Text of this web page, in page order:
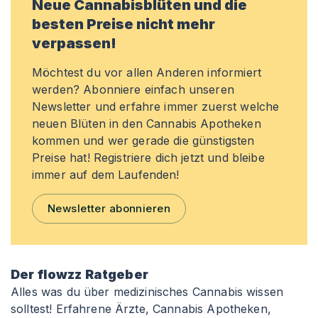
Neue Cannabisblüten und die
besten Preise nicht mehr
verpassen!
Möchtest du vor allen Anderen informiert
werden? Abonniere einfach unseren
Newsletter und erfahre immer zuerst welche
neuen Blüten in den Cannabis Apotheken
kommen und wer gerade die günstigsten
Preise hat! Registriere dich jetzt und bleibe
immer auf dem Laufenden!
Newsletter abonnieren
Der flowzz Ratgeber
Alles was du über medizinisches Cannabis wissen
solltest! Erfahrene Ärzte, Cannabis Apotheken,